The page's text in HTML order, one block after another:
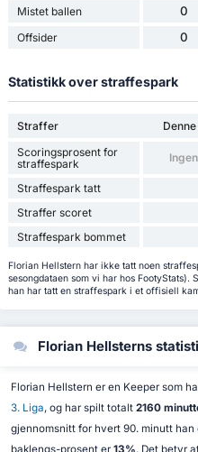
Mistet ballen 0
Offsider 0
Statistikk over straffespark
Straffer
Scoringsprosent for
straffespark
Straffespark tatt
Straffer scoret
Straffespark bommet
Florian Hellstern har ikke tatt noen
sesongdataen som vi har hos
han har tatt en straffespark i et offisiell
Florian Hellsterns
Florian Hellstern er en Keeper som
3. Liga, og har spilt totalt 2160
gjennomsnitt for hvert 90. minutt han
baklengs-prosent er 13%. Det betyr